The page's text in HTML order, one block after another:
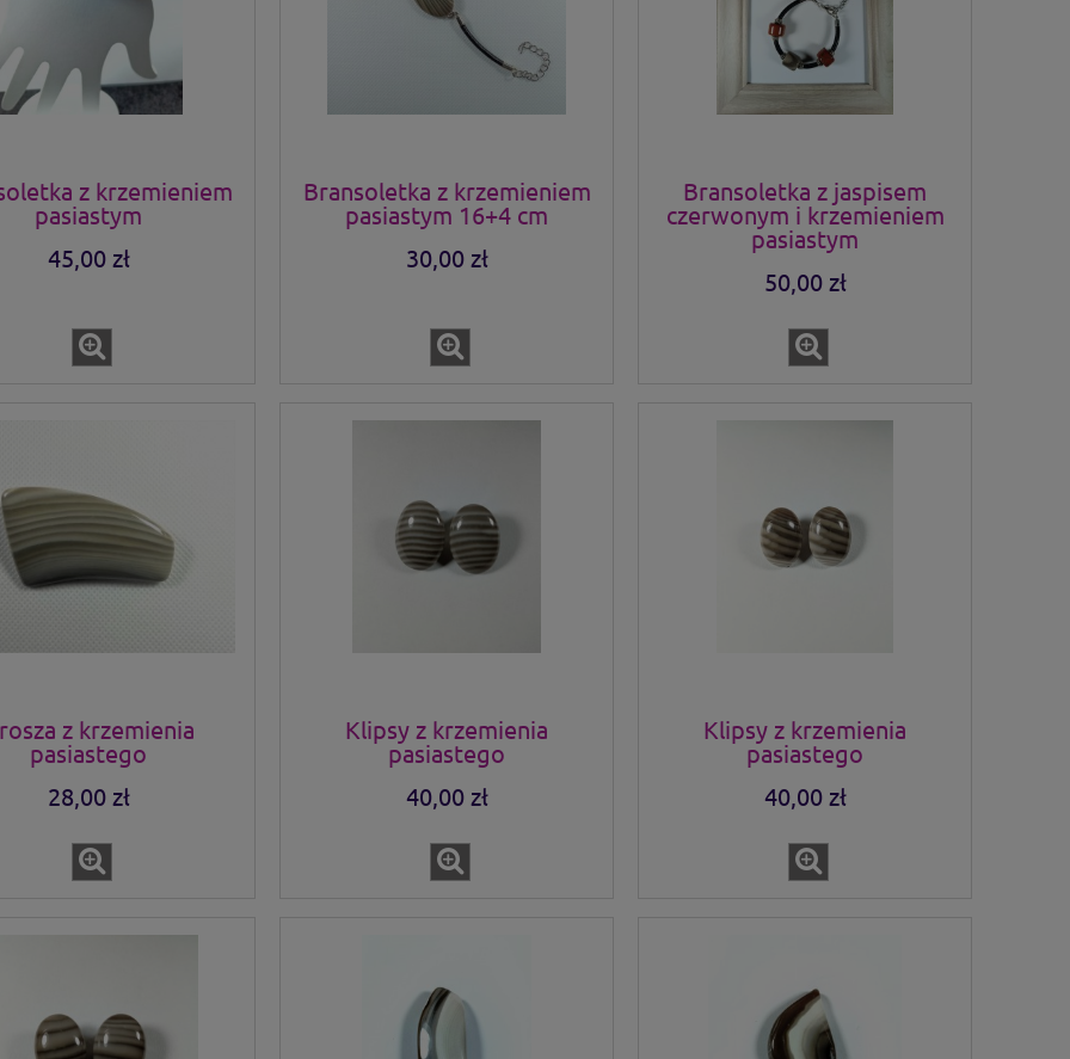
z krzemieniem
pasiastym
45,00 zł
Bransoletka z krzemieniem
pasiastym 16+4 cm
30,00 zł
Bransoletka z jaspisem
czerwonym i krzemieniem
pasiastym
50,00 zł
z krzemienia
pasiastego
28,00 zł
Klipsy z krzemienia
pasiastego
40,00 zł
Klipsy z krzemienia
pasiastego
40,00 zł